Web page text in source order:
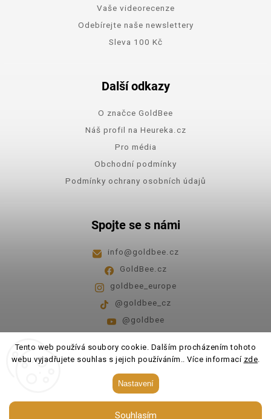
Tento web používá soubory cookie. Dalším procházením tohoto
webu vyjadřujete souhlas s jejich používáním.. Více informací zde.
Nastavení
Souhlasím
Vaše videorecenze
Odebírejte naše newslettery
Sleva 100 Kč
Další odkazy
O značce GoldBee
Náš profil na Heureka.cz
Pro média
Obchodní podmínky
Podmínky ochrany osobních údajů
Spojte se s námi
info@goldbee.cz
GoldBee.cz
goldbee_europe
@goldbee_cz
@goldbee
Pondělí - pátek 8:00-14:00
GoldBee. Všechna práva vyhrazena.
Upravit nastavení cookies
Shoptet| DesignShoptak.cz.